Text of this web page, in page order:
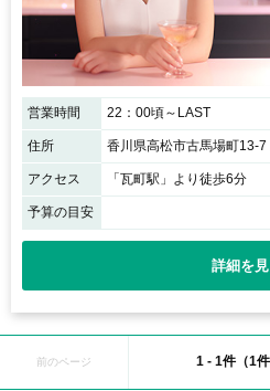
営業時間 22：00頃～LAST
住所 香川県高松市古馬場町13-
アクセス 「瓦町駅」より徒歩6分
予算の目安
詳細を
前のページ 1 - 1件（1件